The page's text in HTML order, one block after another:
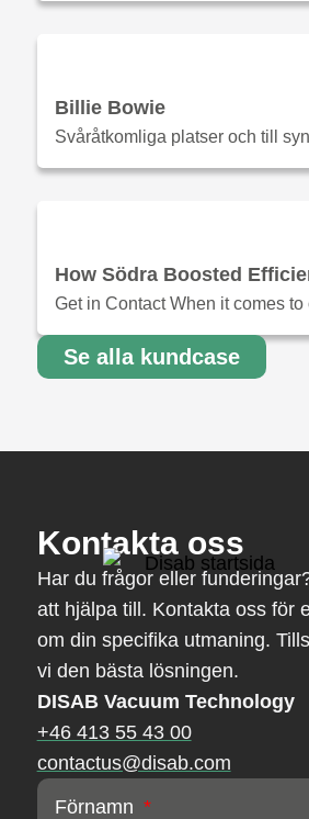
Billie Bowie
Svåråtkomliga platser och till
How Södra Boosted
Get in Contact When it comes
Se alla kundcase
Kontakta oss
Har du frågor eller
att hjälpa till. Kontakta oss för
om din specifika utmaning.
vi den bästa lösningen.
DISAB Vacuum Technology
+46 413 55 43 00
contactus@disab.com
Förnamn